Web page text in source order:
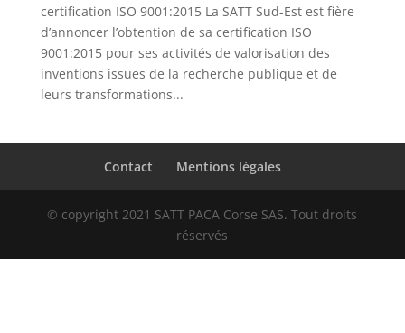
certification ISO 9001:2015 La SATT Sud-Est est fière
d’annoncer l’obtention de sa certification ISO
9001:2015 pour ses activités de valorisation des
inventions issues de la recherche publique et de
leurs transformations...
Contact Mentions légales
© copyright 2021 SATT PACA Corse SAS. Tout droits
réservés